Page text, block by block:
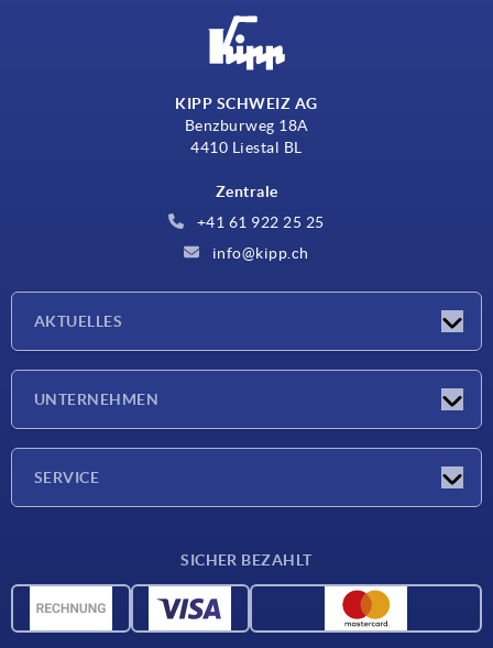
KIPP SCHWEIZ AG
Benzburweg 18A
4410 Liestal BL
Zentrale
+41 61 922 25 25
info@kipp.ch
AKTUELLES
UNTERNEHMEN
SERVICE
CAD-Daten
SICHER BEZAHLT